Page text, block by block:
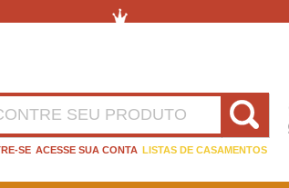
SE ACESSE SUA CONTA LISTAS DE CASAMENTOS